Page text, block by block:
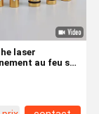
laser
au feu sec
45ACP 38
223 7.62